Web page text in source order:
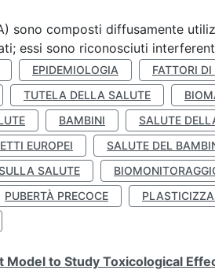
sono composti diffusamente
essi sono riconosciuti
EPIDEMIOLOGIA FATTORI DI
TUTELA DELLA SALUTE
BAMBINI SALUTE
EUROPEI SALUTE DEL
SALUTE
PUBERTÀ PRECOCE
to Study Toxicological